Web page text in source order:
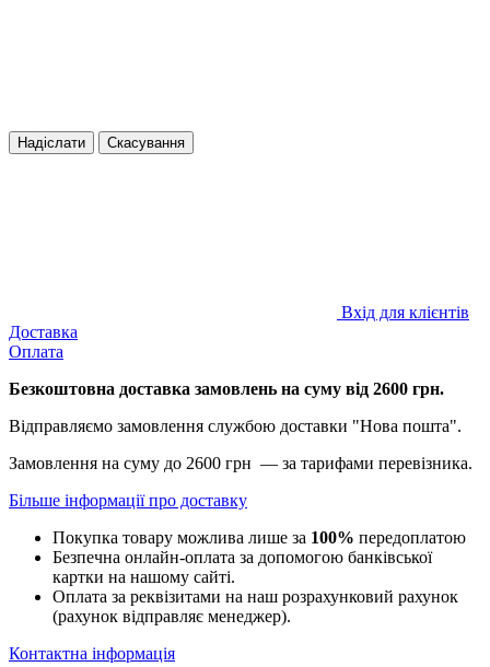
Надіслати Скасування
Вхід для клієнтів
Доставка
Оплата
Безкоштовна доставка замовлень на суму від 2600 грн.
Відправляємо замовлення службою доставки "Нова пошта".
Замовлення на суму до 2600 грн — за тарифами перевізника.
Більше інформації про доставку
Покупка товару можлива лише за 100% передоплатою
Безпечна онлайн-оплата за допомогою банківської
картки на нашому сайті.
Оплата за реквізитами на наш розрахунковий рахунок
(рахунок відправляє менеджер).
Контактна інформація